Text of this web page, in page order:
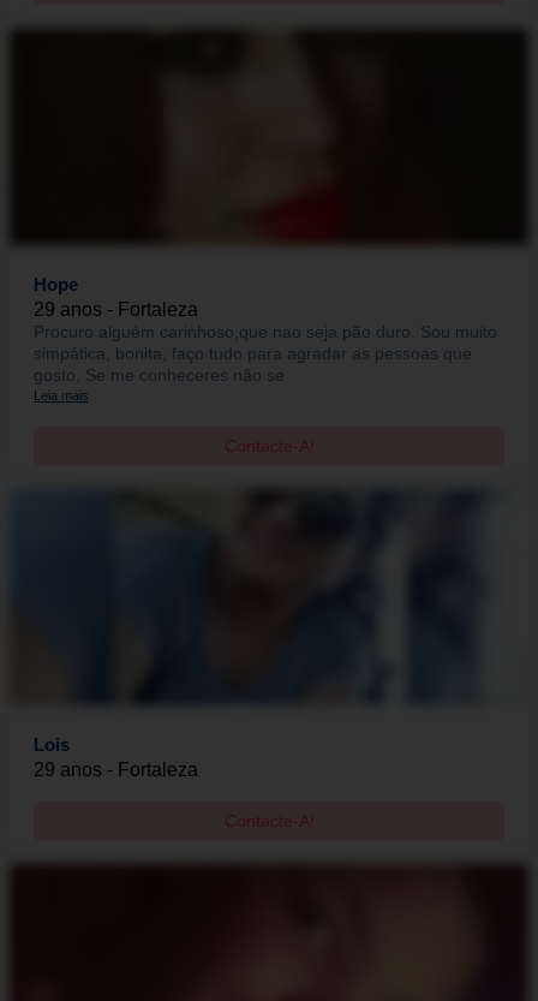
Hope
29 anos - Fortaleza
Procuro alguém carinhoso,que nao seja pão duro. Sou muito
simpática, bonita, faço tudo para agradar as pessoas que
gosto. Se me conheceres não se
Leia mais
Contacte-A!
Lois
29 anos - Fortaleza
Contacte-A!